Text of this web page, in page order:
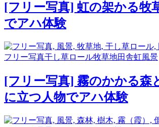
[フリー写真] 虹の架かる牧
でアハ体験
フリー写真干し草ロール牧草地田舎虹風景
[フリー写真] 霧のかかる森
に立つ人物でアハ体験